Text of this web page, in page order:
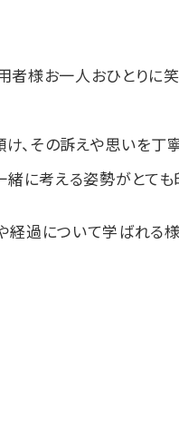
者様お一人おひとりに
、その訴えや思いを丁
緒に考える姿勢がとても
過について学ばれる